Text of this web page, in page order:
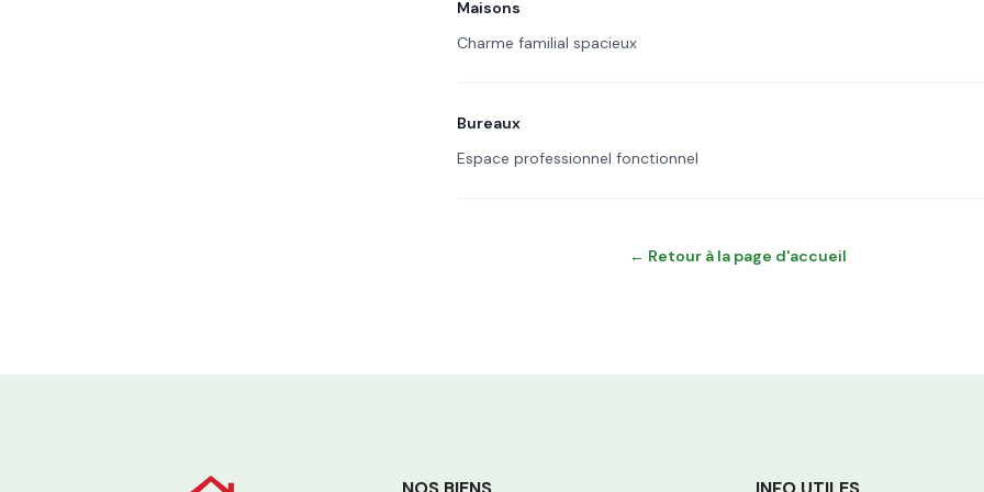
Maisons
Charme familial spacieux
Bureaux
Espace professionnel fonctionnel
← Retour à la page d'accueil